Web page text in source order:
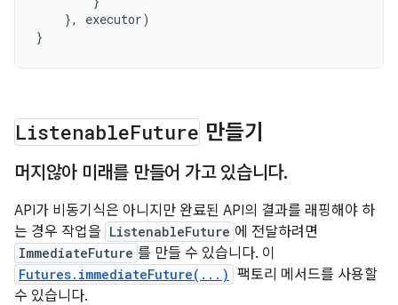
},
executor)
}
ListenableFuture 만들기
머지않아 미래를 만들어 가고 있습니다.
API가 비동기식은 아니지만 완료된 API의 결과를 래핑해야 하
는 경우 작업을 ListenableFuture 에 전달하려면
ImmediateFuture 를 만들 수 있습니다. 이
Futures.immediateFuture(...) 팩토리 메서드를 사용할
수 있습니다.